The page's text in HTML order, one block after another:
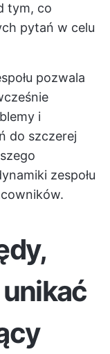
tym, co
pytań w celu
pozwala
i
do szczerej
zespołu